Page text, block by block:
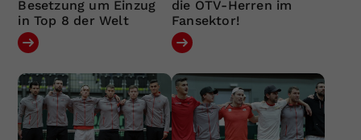
Besetzung um Einzug
in Top 8 der Welt
die ÖTV-Herren im
Fansektor!